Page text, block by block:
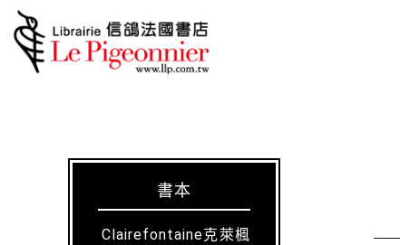
書本
Clairefontaine克萊楓